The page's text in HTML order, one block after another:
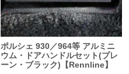
ポルシェ 930／964等 アルミニ
ウム・ドアハンドルセット(プレ
ーン・ブラック)【Rennline】